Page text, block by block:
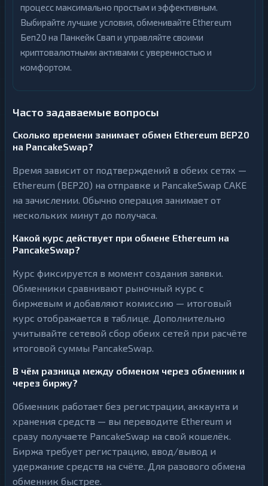
процесс максимально простым и эффективным.
Выбирайте лучшие условия, обменивайте Ethereum
Беп20 на Панкейк Свап и управляйте своими
криптовалютными активами с уверенностью и
комфортом.
Часто задаваемые вопросы
Сколько времени занимает обмен Ethereum BEP20
на PancakeSwap?
Время зависит от подтверждений в обеих сетях —
Ethereum (BEP20) на отправке и PancakeSwap CAKE
на зачислении. Обычно операция занимает от
нескольких минут до получаса.
Какой курс действует при обмене Ethereum на
PancakeSwap?
Курс фиксируется в момент создания заявки.
Обменники сравнивают рыночный курс с
биржевым и добавляют комиссию — итоговый
курс отображается в таблице. Дополнительно
учитывайте сетевой сбор обеих сетей при расчёте
итоговой суммы PancakeSwap.
В чём разница между обменом через обменник и
через биржу?
Обменник работает без регистрации, аккаунта и
хранения средств — вы переводите Ethereum и
сразу получаете PancakeSwap на свой кошелёк.
Биржа требует регистрацию, ввод/вывод и
удержание средств на счёте. Для разового обмена
обменник быстрее.